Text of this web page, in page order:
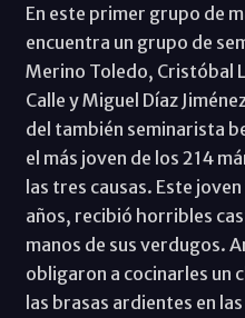
En este primer grupo de
encuentra un grupo de
Merino Toledo, Cristóbal
Calle y Miguel Díaz
del también seminarista
el más joven de los 214
las tres causas. Este
años, recibió horribles
manos de sus verdugos.
obligaron a cocinarles un
las brasas ardientes en